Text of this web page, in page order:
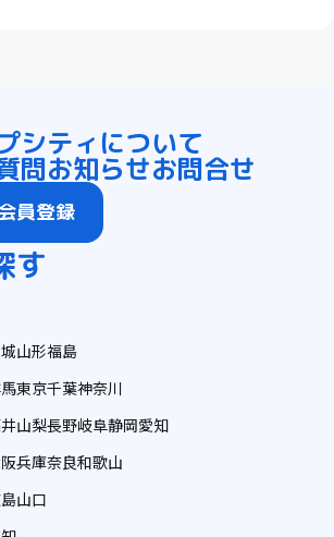
シティについて
問お知らせお問合せ
員登録
す
山形福島
東京千葉神奈川
山梨長野岐阜静岡愛知
兵庫奈良和歌山
山口